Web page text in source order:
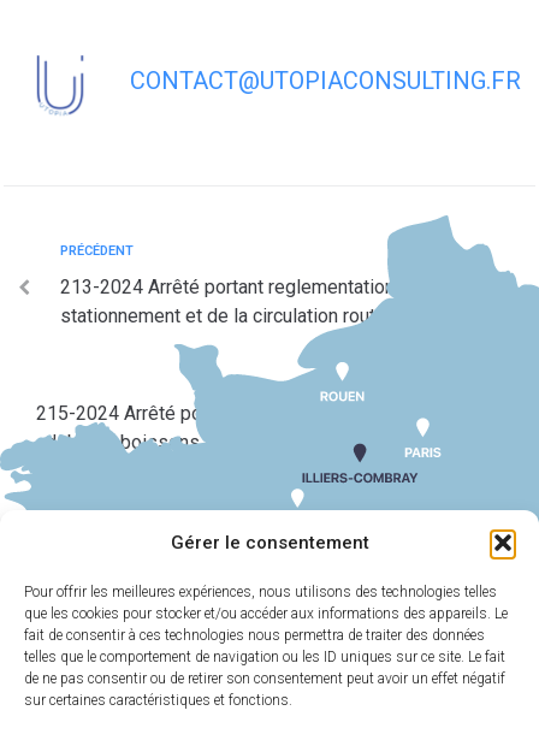
Gérer le consentement
Pour offrir les meilleures expériences, nous utilisons des technologies telles
que les cookies pour stocker et/ou accéder aux informations des appareils. Le
fait de consentir à ces technologies nous permettra de traiter des données
telles que le comportement de navigation ou les ID uniques sur ce site. Le fait
de ne pas consentir ou de retirer son consentement peut avoir un effet négatif
sur certaines caractéristiques et fonctions.
CONTACT@UTOPIACONSULTING.FR
PRÉCÉDENT
213-2024 Arrêté portant reglementation du
stationnement et de la circulation route de courville
215-2024 Arrêté portant autorisation d’ouverture d’un
debit de boissons temporaire ape les petits marcel
bal halloween
HORAIRES
D'OUVERTURE
Du lundi au
vendredi :9h00-
MAIRIE
D'ILLIERS-
COMBRAY
11 Rue Philebert
Poulain